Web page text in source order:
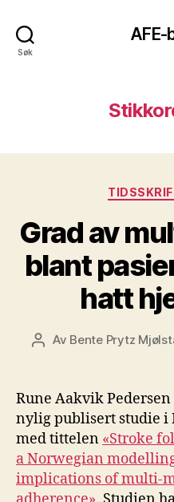
Søk
AFE-
Grad av
blant
hatt
Innleggsforfatter
Av Bente Prytz
Rune Aakvik
nylig publisert studie i
med tittelen «Stroke
a Norwegian
implications of multi-